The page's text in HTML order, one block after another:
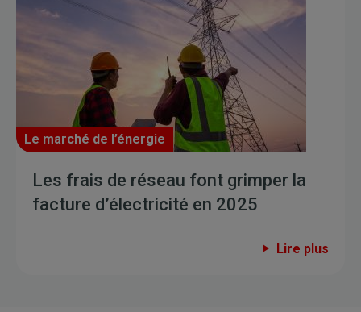
Le marché de l’énergie
Les frais de réseau font grimper la
facture d’électricité en 2025
Lire plus